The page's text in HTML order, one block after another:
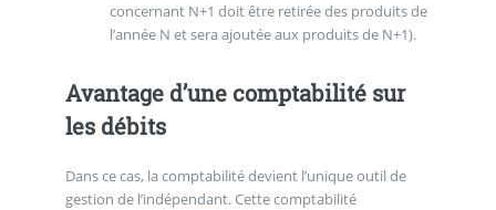
concernant N+1 doit être retirée des produits de
l’année N et sera ajoutée aux produits de N+1).
Avantage d’une comptabilité sur
les débits
Dans ce cas, la comptabilité devient l’unique outil de
gestion de l’indépendant. Cette comptabilité